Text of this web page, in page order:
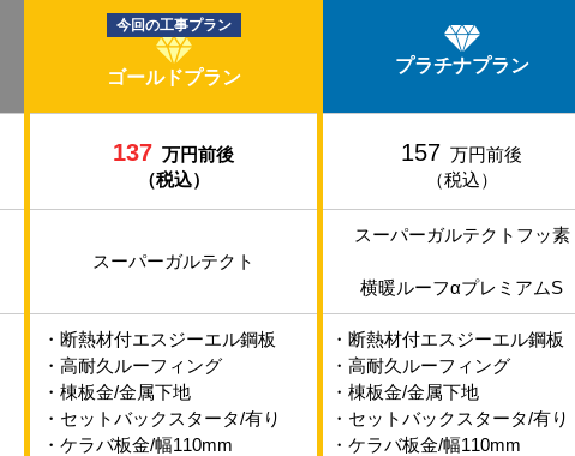
今回の工事プラン
ゴールドプラン
プラチナプラン
137 万円前後
（税込）
157 万円前後
（税込）
スーパーガルテクト
スーパーガルテクトフッ素
横暖ルーフαプレミアムS
・断熱材付エスジーエル鋼板
・高耐久ルーフィング
・棟板金/金属下地
・セットバックスタータ/有り
・ケラバ板金/幅110mm
・断熱材付エスジーエル鋼板
・高耐久ルーフィング
・棟板金/金属下地
・セットバックスタータ/有り
・ケラバ板金/幅110mm